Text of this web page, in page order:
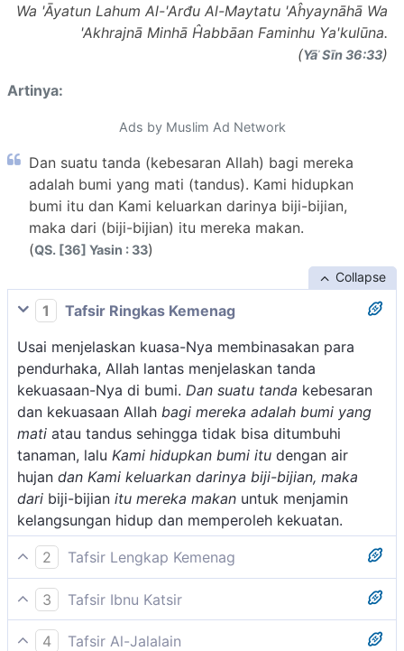
Wa 'Āyatun Lahum Al-'Arđu Al-Maytatu 'Aĥyaynāhā Wa
'Akhrajnā Minhā Ĥabbāan Faminhu Ya'kulūna.
(Yāʾ Sīn 36:33)
Artinya:
Ads by Muslim Ad Network
Dan suatu tanda (kebesaran Allah) bagi mereka
adalah bumi yang mati (tandus). Kami hidupkan
bumi itu dan Kami keluarkan darinya biji-bijian,
maka dari (biji-bijian) itu mereka makan.
(QS. [36] Yasin : 33)
Collapse
1
Tafsir Ringkas Kemenag
Usai menjelaskan kuasa-Nya membinasakan para
pendurhaka, Allah lantas menjelaskan tanda
kekuasaan-Nya di bumi. Dan suatu tanda kebesaran
dan kekuasaan Allah bagi mereka adalah bumi yang
mati atau tandus sehingga tidak bisa ditumbuhi
tanaman, lalu Kami hidupkan bumi itu dengan air
hujan dan Kami keluarkan darinya biji-bijian, maka
dari biji-bijian itu mereka makan untuk menjamin
kelangsungan hidup dan memperoleh kekuatan.
2
Tafsir Lengkap Kemenag
Pada ayat ini diterangkan bahwa salah satu dari
tanda-tanda kekuasaan Allah dan adanya hari
kebangkitan, ialah adanya tanah yang semula mati,
3
Tafsir Ibnu Katsir
Firman Allah Swt.:
4
Tafsir Al-Jalalain